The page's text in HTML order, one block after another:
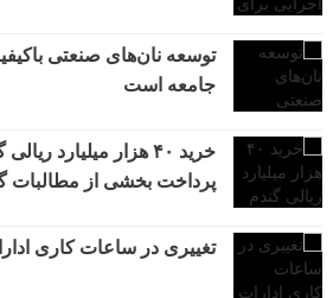
توسعه نان‌های صنعتی
جامعه است
خرید ۴۰ هزار میلیارد
پرداخت بخشی از مطالبات
تغییری در ساعات کاری